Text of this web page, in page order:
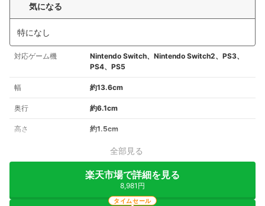
気になる
特になし
対応ゲーム機
Nintendo Switch、Nintendo Switch2、PS3、
PS4、PS5
幅 約13.6cm
奥行 約6.1cm
高さ 約1.5cm
全部見る
楽天市場で詳細を見る
8,981円
タイムセール